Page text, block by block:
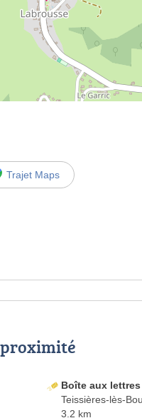
Trajet Maps
Boîte aux
Teissières-lès-
3.2 km